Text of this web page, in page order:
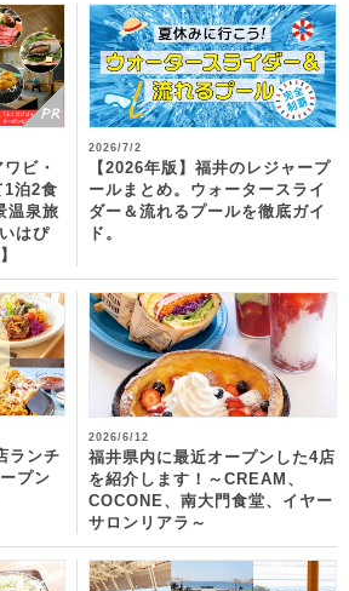
ビ・
1泊2食
温泉旅
はぴ
2026/7/2
【2026年版】福井のレジャープ
ールまとめ。ウォータースライ
ダー＆流れるプールを徹底ガイ
ド。
ランチ
プン
2026/6/12
福井県内に最近オープンした4店
を紹介します！～CREAM、
COCONE、南大門食堂、イヤー
サロンリアラ～